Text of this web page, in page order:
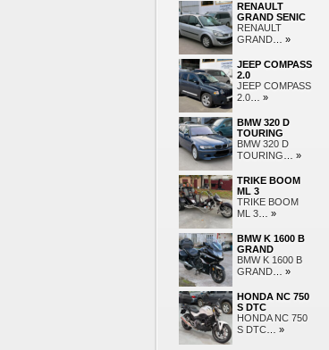
RENAULT
GRAND SENIC
RENAULT
GRAND … »
JEEP COMPASS
2.0
JEEP COMPASS
2.0 … »
BMW 320 D
TOURING
BMW 320 D
TOURING … »
TRIKE BOOM
ML 3
TRIKE BOOM
ML 3 … »
BMW K 1600 B
GRAND
BMW K 1600 B
GRAND … »
HONDA NC 750
S DTC
HONDA NC 750
S DTC … »